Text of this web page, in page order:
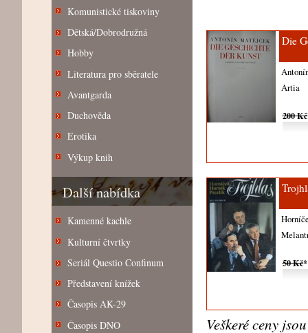
Komunistické tiskoviny
Dětská/Dobrodružná
Hobby
Literatura pro sběratele
Avantgarda
Duchověda
Erotika
Výkup knih
Další nabídka
Kamenné kachle
Kulturní čtvrtky
Seriál Questio Confinum
Představení knížek
Časopis AK-29
Časopis DNO
Die
Artia
200 Kč
50 Kč*
Veškeré ceny